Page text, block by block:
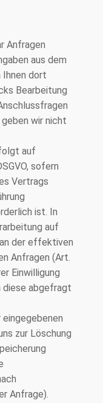
Anfragen
aus dem
Ihnen dort
Bearbeitung
wir nicht
auf
sofern
Vertrags
ist. In
auf
der effektiven
Anfragen (Art.
Einwilligung
diese abgefragt
zur Löschung
Anfrage).